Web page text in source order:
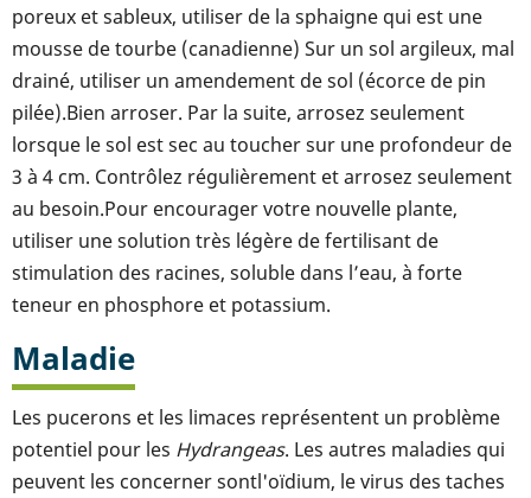
poreux et sableux, utiliser de la sphaigne qui est une
mousse de tourbe (canadienne) Sur un sol argileux, mal
drainé, utiliser un amendement de sol (écorce de pin
pilée).Bien arroser. Par la suite, arrosez seulement
lorsque le sol est sec au toucher sur une profondeur de
3 à 4 cm. Contrôlez régulièrement et arrosez seulement
au besoin.Pour encourager votre nouvelle plante,
utiliser une solution très légère de fertilisant de
stimulation des racines, soluble dans l’eau, à forte
teneur en phosphore et potassium.
Maladie
Les pucerons et les limaces représentent un problème
potentiel pour les Hydrangeas. Les autres maladies qui
peuvent les concerner sontl'oïdium, le virus des taches